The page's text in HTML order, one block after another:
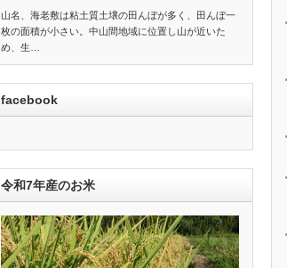
山名、海老敷は粘土質土壌の田んぼが多く、田んぼ一
枚の面積が小さい。中山間地域に位置し山が近いた
め、生…
facebook
令和7年産のお米